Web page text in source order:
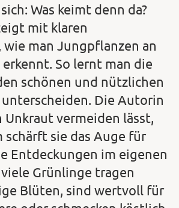
Was keimt denn da?
mit klaren
man Jungpflanzen an
So lernt man die
schönen und nützlichen
Die Autorin
Unkraut vermeiden lässt,
schärft sie das Auge für
Entdeckungen im eigenen
Grünlinge tragen
Blüten, sind wertvoll für